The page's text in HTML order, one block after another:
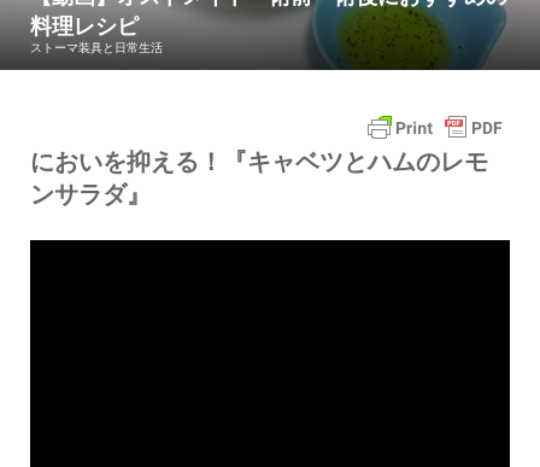
料理レシピ
ストーマ装具と日常生活
においを抑える！『キャベツとハムのレモ
ンサラダ』